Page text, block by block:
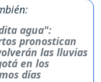
agua":
pronostican
las lluvias
en los
días